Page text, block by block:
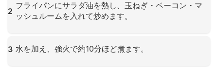
2
フライパンにサラダ油を熱し、玉ねぎ・ベーコン・マ
ッシュルームを入れて炒めます。
3 水を加え、強火で約10分ほど煮ます。